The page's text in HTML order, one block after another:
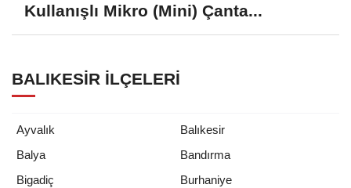
Kullanışlı Mikro (Mini) Çanta...
BALIKESIR İLÇELERI
Ayvalık
Balıkesir
Balya
Bandırma
Bigadiç
Burhaniye